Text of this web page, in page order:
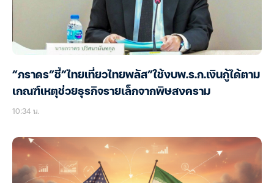
“ภราดร”ชี้”ไทยเที่ยวไทยพลัส”ใช้งบพ.ร.ก.เงินกู้ได้ตาม
เกณฑ์เหตุช่วยธุรกิจรายเล็กจากพิษสงคราม
10:34 น.